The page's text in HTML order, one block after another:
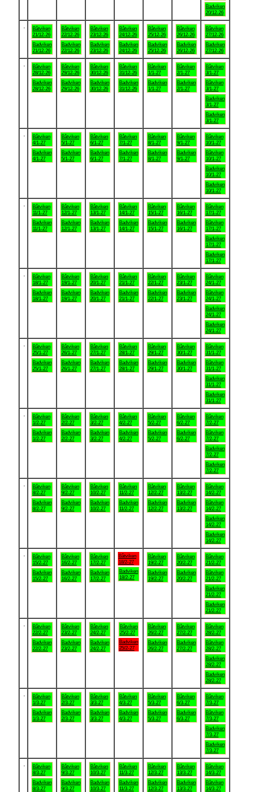
Badviken
20/12-26
Båtviken
21/12-26
Badviken
21/12-26
Båtviken
22/12-26
Badviken
22/12-26
Båtviken
23/12-26
Badviken
23/12-26
Båtviken
24/12-26
Badviken
24/12-26
Båtviken
25/12-26
Badviken
25/12-26
Båtviken
26/12-26
Badviken
26/12-26
Båtviken
27/12-26
Badviken
27/12-26
Båtviken
28/12-26
Badviken
28/12-26
Båtviken
29/12-26
Badviken
29/12-26
Båtviken
30/12-26
Badviken
30/12-26
Båtviken
31/12-26
Badviken
31/12-26
Båtviken
1/1-27
Badviken
1/1-27
Båtviken
2/1-27
Badviken
2/1-27
Båtviken
3/1-27
Båtviken
3/1-27
Badviken
3/1-27
Badviken
3/1-27
Båtviken
4/1-27
Badviken
4/1-27
Båtviken
5/1-27
Badviken
5/1-27
Båtviken
6/1-27
Badviken
6/1-27
Båtviken
7/1-27
Badviken
7/1-27
Båtviken
8/1-27
Badviken
8/1-27
Båtviken
9/1-27
Badviken
9/1-27
Båtviken
10/1-27
Båtviken
10/1-27
Badviken
10/1-27
Badviken
10/1-27
Båtviken
11/1-27
Badviken
11/1-27
Båtviken
12/1-27
Badviken
12/1-27
Båtviken
13/1-27
Badviken
13/1-27
Båtviken
14/1-27
Badviken
14/1-27
Båtviken
15/1-27
Badviken
15/1-27
Båtviken
16/1-27
Badviken
16/1-27
Båtviken
17/1-27
Båtviken
17/1-27
Badviken
17/1-27
Badviken
17/1-27
Båtviken
18/1-27
Badviken
18/1-27
Båtviken
19/1-27
Badviken
19/1-27
Båtviken
20/1-27
Badviken
20/1-27
Båtviken
21/1-27
Badviken
21/1-27
Båtviken
22/1-27
Badviken
22/1-27
Båtviken
23/1-27
Badviken
23/1-27
Båtviken
24/1-27
Båtviken
24/1-27
Badviken
24/1-27
Badviken
24/1-27
Båtviken
25/1-27
Badviken
25/1-27
Båtviken
26/1-27
Badviken
26/1-27
Båtviken
27/1-27
Badviken
27/1-27
Båtviken
28/1-27
Badviken
28/1-27
Båtviken
29/1-27
Badviken
29/1-27
Båtviken
30/1-27
Badviken
30/1-27
Båtviken
31/1-27
Båtviken
31/1-27
Badviken
31/1-27
Badviken
31/1-27
Båtviken
1/2-27
Badviken
1/2-27
Båtviken
2/2-27
Badviken
2/2-27
Båtviken
3/2-27
Badviken
3/2-27
Båtviken
4/2-27
Badviken
4/2-27
Båtviken
5/2-27
Badviken
5/2-27
Båtviken
6/2-27
Badviken
6/2-27
Båtviken
7/2-27
Båtviken
7/2-27
Badviken
7/2-27
Badviken
7/2-27
Båtviken
8/2-27
Badviken
8/2-27
Båtviken
9/2-27
Badviken
9/2-27
Båtviken
10/2-27
Badviken
10/2-27
Båtviken
11/2-27
Badviken
11/2-27
Båtviken
12/2-27
Badviken
12/2-27
Båtviken
13/2-27
Badviken
13/2-27
Båtviken
14/2-27
Båtviken
14/2-27
Badviken
14/2-27
Badviken
14/2-27
Båtviken
15/2-27
Badviken
15/2-27
Båtviken
16/2-27
Badviken
16/2-27
Båtviken
17/2-27
Badviken
17/2-27
Båtviken
18/2-27
Badviken
18/2-27
Båtviken
19/2-27
Badviken
19/2-27
Båtviken
20/2-27
Badviken
20/2-27
Båtviken
21/2-27
Båtviken
21/2-27
Badviken
21/2-27
Badviken
21/2-27
Båtviken
22/2-27
Badviken
22/2-27
Båtviken
23/2-27
Badviken
23/2-27
Båtviken
24/2-27
Badviken
24/2-27
Båtviken
25/2-27
Badviken
25/2-27
Båtviken
26/2-27
Badviken
26/2-27
Båtviken
27/2-27
Badviken
27/2-27
Båtviken
28/2-27
Båtviken
28/2-27
Badviken
28/2-27
Badviken
28/2-27
Båtviken
1/3-27
Badviken
1/3-27
Båtviken
2/3-27
Badviken
2/3-27
Båtviken
3/3-27
Badviken
3/3-27
Båtviken
4/3-27
Badviken
4/3-27
Båtviken
5/3-27
Badviken
5/3-27
Båtviken
6/3-27
Badviken
6/3-27
Båtviken
7/3-27
Båtviken
7/3-27
Badviken
7/3-27
Badviken
7/3-27
Båtviken
8/3-27
Badviken
8/3-27
Båtviken
9/3-27
Badviken
9/3-27
Båtviken
10/3-27
Badviken
10/3-27
Båtviken
11/3-27
Badviken
11/3-27
Båtviken
12/3-27
Badviken
12/3-27
Båtviken
13/3-27
Badviken
13/3-27
Båtviken
14/3-27
Båtviken
14/3-27